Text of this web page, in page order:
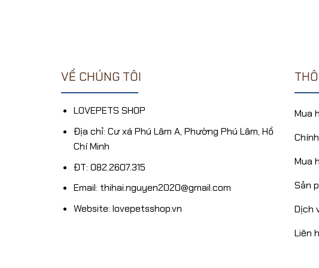
VỀ CHÚNG TÔI
LOVEPETS SHOP
Địa chỉ: Cư xá Phú Lâm A, Phường Phú Lâm, Hồ
Chí Minh
ĐT: 082.2607.315
Email: thihai.nguyen2020@gmail.com
Website: lovepetsshop.vn
Mua
Mua
Sản
Dịch
Liên